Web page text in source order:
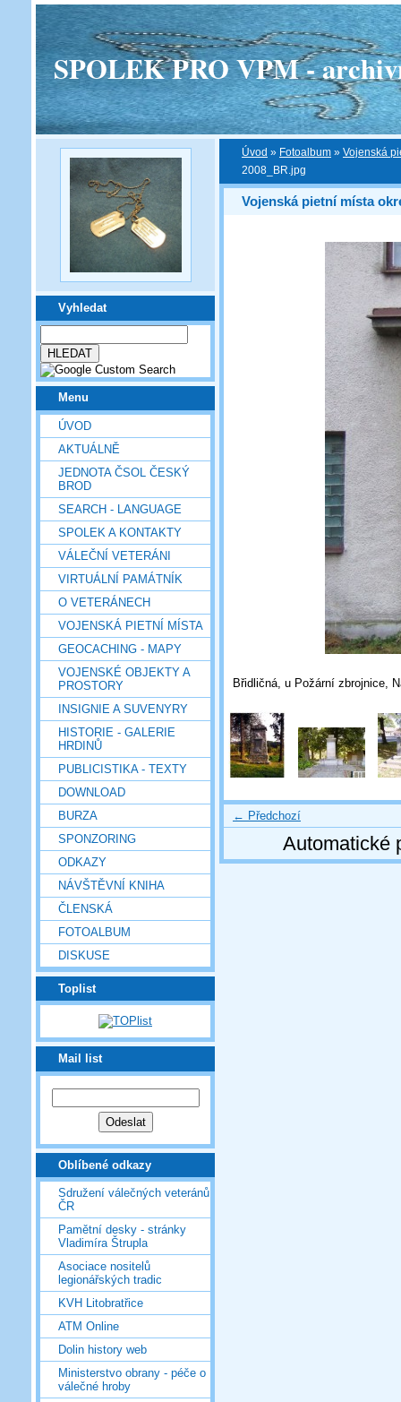
SPOLEK PRO VPM -
Vyhledat
Menu
ÚVOD
AKTUÁLNĚ
JEDNOTA ČSOL ČESKÝ
BROD
SEARCH - LANGUAGE
SPOLEK A KONTAKTY
VÁLEČNÍ VETERÁNI
VIRTUÁLNÍ PAMÁTNÍK
O VETERÁNECH
VOJENSKÁ PIETNÍ MÍSTA
GEOCACHING - MAPY
VOJENSKÉ OBJEKTY A
PROSTORY
INSIGNIE A SUVENYRY
HISTORIE - GALERIE
HRDINŮ
PUBLICISTIKA - TEXTY
DOWNLOAD
BURZA
SPONZORING
ODKAZY
NÁVŠTĚVNÍ KNIHA
ČLENSKÁ
FOTOALBUM
DISKUSE
Toplist
Mail list
Oblíbené odkazy
Sdružení válečných veteránů
ČR
Pamětní desky - stránky
Vladimíra Štrupla
Asociace nositelů
legionářských tradic
KVH Litobratřice
ATM Online
Dolin history web
Ministerstvo obrany - péče o
válečné hroby
Úvod » Fotoalbum » Vojenská
2008_BR.jpg
Vojenská pietní místa
Břidličná, u Požární zbrojnice,
← Předchozí
Automatické